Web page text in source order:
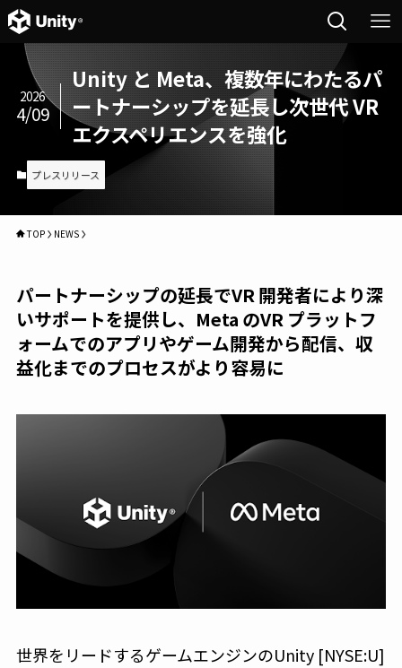
Unity と Meta、複数年にわたるパ
ートナーシップを延長し次世代 VR
エクスペリエンスを強化
2026
4/09
プレスリリース
TOP NEWS
パートナーシップの延長でVR 開発者により深
いサポートを提供し、Meta のVR プラットフ
ォームでのアプリやゲーム開発から配信、収
益化までのプロセスがより容易に
世界をリードするゲームエンジンのUnity [NYSE:U]